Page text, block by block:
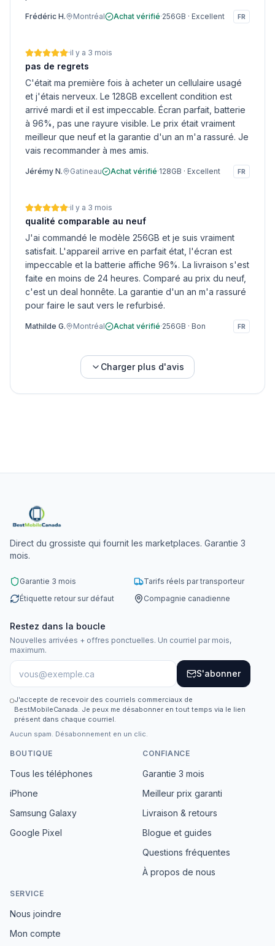
Frédéric H. Montréal Achat vérifié·256GB · Excellent FR
·il y a 3 mois
pas de regrets
C'était ma première fois à acheter un cellulaire usagé
et j'étais nerveux. Le 128GB excellent condition est
arrivé mardi et il est impeccable. Écran parfait, batterie
à 96%, pas une rayure visible. Le prix était vraiment
meilleur que neuf et la garantie d'un an m'a rassuré. Je
vais recommander à mes amis.
Jérémy N. Gatineau Achat vérifié·128GB · Excellent FR
·il y a 3 mois
qualité comparable au neuf
J'ai commandé le modèle 256GB et je suis vraiment
satisfait. L'appareil arrive en parfait état, l'écran est
impeccable et la batterie affiche 96%. La livraison s'est
faite en moins de 24 heures. Comparé au prix du neuf,
c'est un deal honnête. La garantie d'un an m'a rassuré
pour faire le saut vers le refurbisé.
Mathilde G. Montréal Achat vérifié·256GB · Bon FR
Charger plus d'avis
Direct du grossiste qui fournit les marketplaces. Garantie 3
mois.
Garantie 3 mois
Tarifs réels par transporteur
Étiquette retour sur défaut
Compagnie canadienne
Restez dans la boucle
Nouvelles arrivées + offres ponctuelles. Un courriel par mois,
maximum.
S'abonner
J'accepte de recevoir des courriels commerciaux de
BestMobileCanada. Je peux me désabonner en tout temps via le lien
présent dans chaque courriel.
Aucun spam. Désabonnement en un clic.
BOUTIQUE
Tous les téléphones
iPhone
Samsung Galaxy
Google Pixel
CONFIANCE
Garantie 3 mois
Meilleur prix garanti
Livraison & retours
Blogue et guides
Questions fréquentes
À propos de nous
SERVICE
Nous joindre
Mon compte